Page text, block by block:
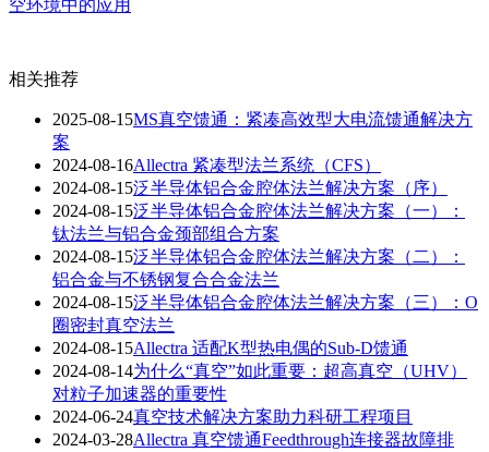
空环境中的应用
相关推荐
2025-08-15MS真空馈通：紧凑高效型大电流馈通解决方
案
2024-08-16Allectra 紧凑型法兰系统（CFS）
2024-08-15泛半导体铝合金腔体法兰解决方案（序）
2024-08-15泛半导体铝合金腔体法兰解决方案（一）：
钛法兰与铝合金颈部组合方案
2024-08-15泛半导体铝合金腔体法兰解决方案（二）：
铝合金与不锈钢复合合金法兰
2024-08-15泛半导体铝合金腔体法兰解决方案（三）：O
圈密封真空法兰
2024-08-15Allectra 适配K型热电偶的Sub-D馈通
2024-08-14为什么“真空”如此重要：超高真空（UHV）
对粒子加速器的重要性
2024-06-24真空技术解决方案助力科研工程项目
2024-03-28Allectra 真空馈通Feedthrough连接器故障排